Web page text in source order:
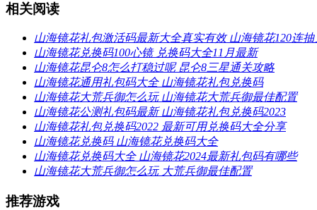
相关阅读
山海镜花礼包激活码最新大全真实有效 山海镜花120连
山海镜花兑换码100心镜 兑换码大全11月最新
山海镜花昆仑8怎么打稳过呢 昆仑8三星通关攻略
山海镜花通用礼包码大全 山海镜花礼包兑换码
山海镜花大荒兵御怎么玩 山海镜花大荒兵御最佳配置
山海镜花公测礼包码最新 山海镜花礼包兑换码2023
山海镜花礼包兑换码2022 最新可用兑换码大全分享
山海镜花兑换码 山海镜花兑换码大全
山海镜花兑换码大全 山海镜花2024最新礼包码有哪些
山海镜花大荒兵御怎么玩 大荒兵御最佳配置
推荐游戏